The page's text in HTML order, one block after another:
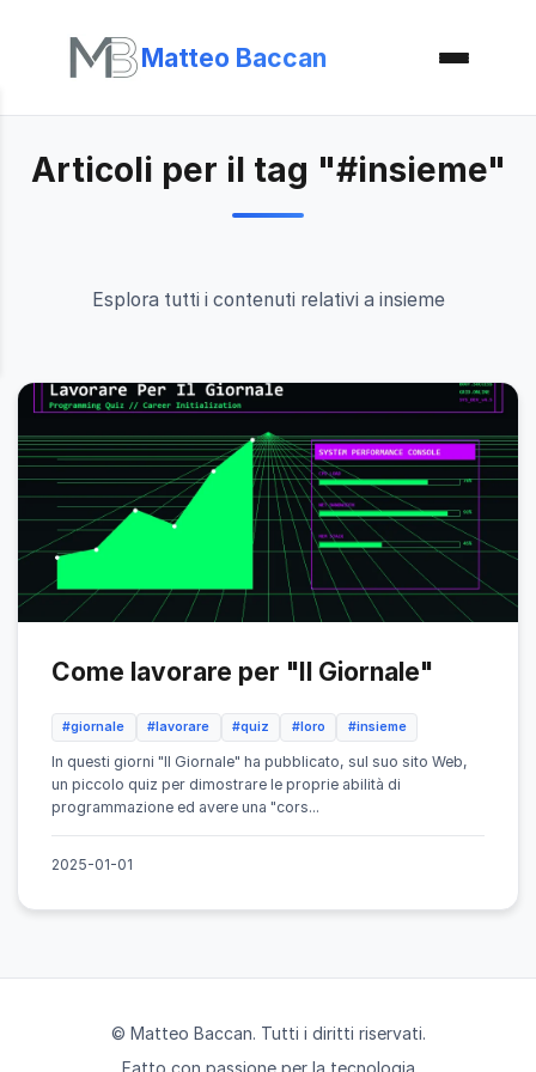
Matteo Baccan
Articoli per il tag "#insieme"
Esplora tutti i contenuti relativi a insieme
Come lavorare per "Il Giornale"
#giornale #lavorare #quiz #loro #insieme
In questi giorni "Il Giornale" ha pubblicato, sul suo sito Web,
un piccolo quiz per dimostrare le proprie abilità di
programmazione ed avere una "cors...
2025-01-01
© Matteo Baccan. Tutti i diritti riservati.
Fatto con passione per la tecnologia